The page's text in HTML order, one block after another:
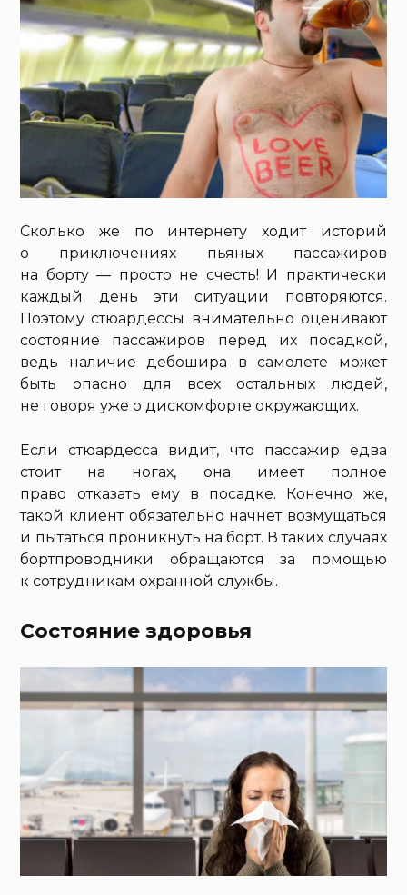
Сколько же по интернету ходит историй
о приключениях пьяных пассажиров
на борту — просто не счесть! И практически
каждый день эти ситуации повторяются.
Поэтому стюардессы внимательно оценивают
состояние пассажиров перед их посадкой,
ведь наличие дебошира в самолете может
быть опасно для всех остальных людей,
не говоря уже о дискомфорте окружающих.
Если стюардесса видит, что пассажир едва
стоит на ногах, она имеет полное
право отказать ему в посадке. Конечно же,
такой клиент обязательно начнет возмущаться
и пытаться проникнуть на борт. В таких случаях
бортпроводники обращаются за помощью
к сотрудникам охранной службы.
Состояние здоровья